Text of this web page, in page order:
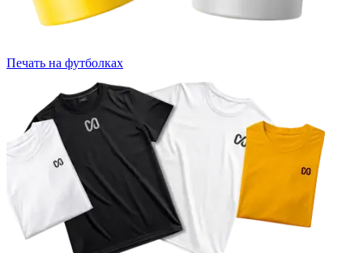
Печать на футболках